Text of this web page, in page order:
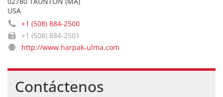
USA
+1 (508) 884-2500
+1 (508) 884-2501
http://www.harpak-ulma.com
Contáctenos